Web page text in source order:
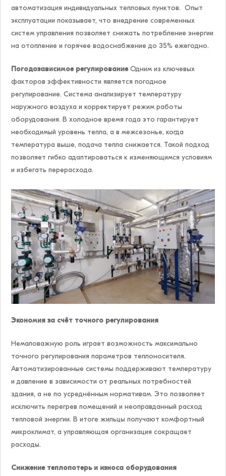
автоматизация индивидуальных тепловых пунктов. Опыт
эксплуатации показывает, что внедрение современных
систем управления позволяет снижать потребление энергии
на отопление и горячее водоснабжение до 35% ежегодно.
Погодозависимое регулированиеОдним из ключевых
факторов эффективности является погодное
регулирование. Система анализирует температуру
наружного воздуха и корректирует режим работы
оборудования. В холодное время года это гарантирует
необходимый уровень тепла, а в межсезонье, когда
температура выше, подача тепла снижается. Такой подход
позволяет гибко адаптироваться к изменяющимся условиям
и избегать перерасхода.
Экономия за счёт точного регулирования
Немаловажную роль играет возможность максимально
точного регулирования параметров теплоносителя.
Автоматизированные системы поддерживают температуру
и давление в зависимости от реальных потребностей
здания, а не по усреднённым нормативам. Это позволяет
исключить перегрев помещений и неоправданный расход
тепловой энергии. В итоге жильцы получают комфортный
микроклимат, а управляющая организация сокращает
расходы.
Снижение теплопотерь и износа оборудования